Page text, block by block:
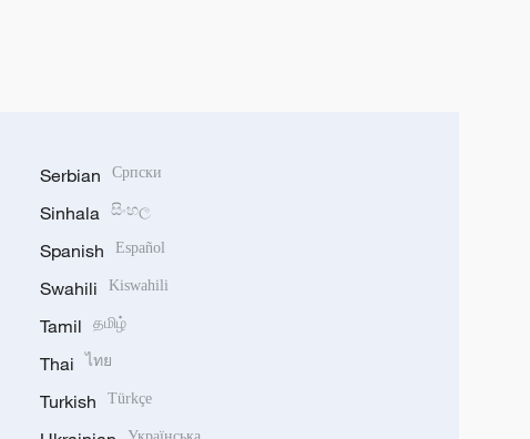
Serbian Српски
Sinhala සිංහල
Spanish Español
Swahili Kiswahili
Tamil தமிழ்
Thai ไทย
Turkish Türkçe